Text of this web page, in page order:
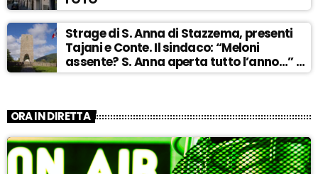
Strage di S. Anna di Stazzema, presenti
Tajani e Conte. Il sindaco: “Meloni
assente? S. Anna aperta tutto l’anno…” –
ASCOLTA
ORA IN DIRETTA